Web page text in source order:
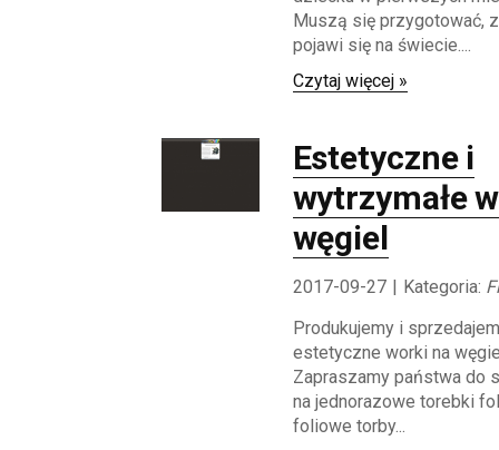
Muszą się przygotować,
pojawi się na świecie....
Czytaj więcej »
Estetyczne i
wytrzymałe
węgiel
2017-09-27 | Kategoria:
Produkujemy i
estetyczne worki na
Zapraszamy państwa do
na jednorazowe torebki
foliowe torby...